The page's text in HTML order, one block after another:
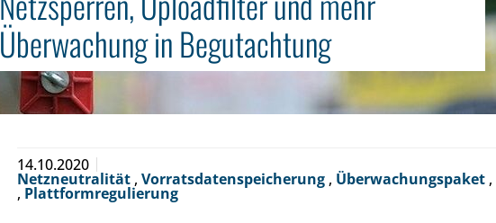
Überwachung in Begutachtung
14.10.2020
Netzneutralität , Vorratsdatenspeicherung , Überwachungspaket ,
, Plattformregulierung